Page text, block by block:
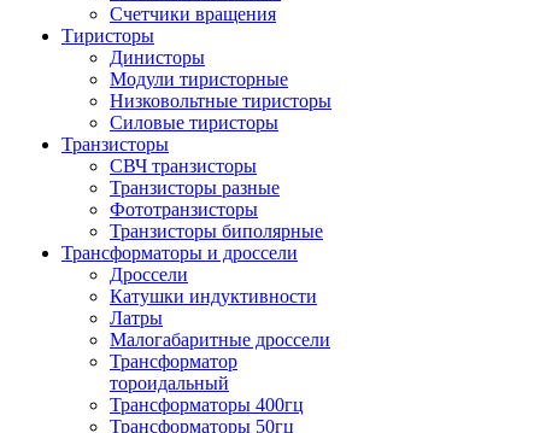
Счетчики вращения
Тиристоры
Динисторы
Модули тиристорные
Низковольтные тиристоры
Силовые тиристоры
Транзисторы
СВЧ транзисторы
Транзисторы разные
Фототранзисторы
Транзисторы биполярные
Трансформаторы и дроссели
Дроссели
Катушки индуктивности
Латры
Малогабаритные дроссели
Трансформатор
тороидальный
Трансформаторы 400гц
Трансформаторы 50гц